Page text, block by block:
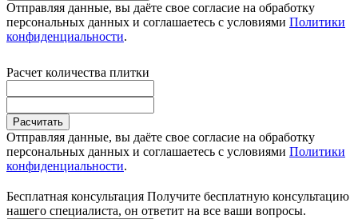
Отправляя данные, вы даёте свое согласие на обработку
персональных данных и соглашаетесь с условиями Политики
конфиденциальности.
Расчет количества плитки
Расчитать
Отправляя данные, вы даёте свое согласие на обработку
персональных данных и соглашаетесь с условиями Политики
конфиденциальности.
Бесплатная консультация Получите бесплатную консультацию
нашего специалиста, он ответит на все ваши вопросы.